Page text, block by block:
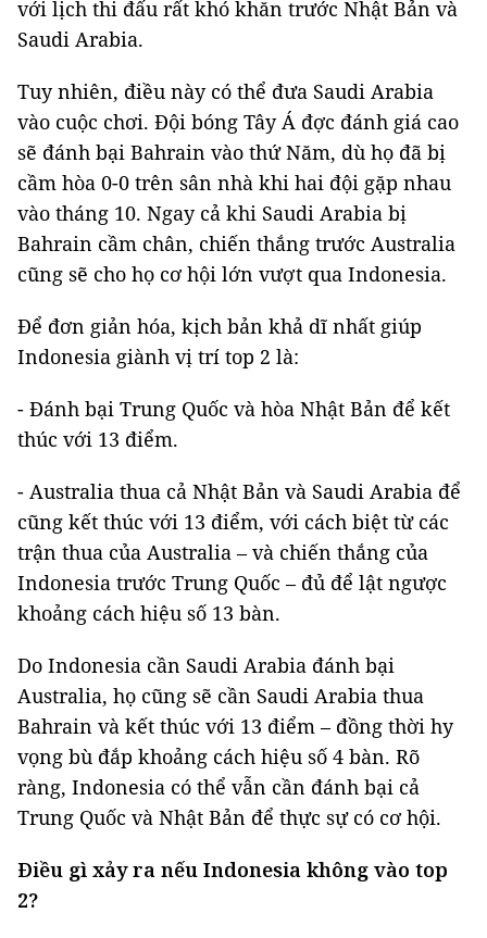
với lịch thi đấu rất khó khăn trước Nhật Bản và
Saudi Arabia.
Tuy nhiên, điều này có thể đưa Saudi Arabia
vào cuộc chơi. Đội bóng Tây Á đợc đánh giá cao
sẽ đánh bại Bahrain vào thứ Năm, dù họ đã bị
cầm hòa 0-0 trên sân nhà khi hai đội gặp nhau
vào tháng 10. Ngay cả khi Saudi Arabia bị
Bahrain cầm chân, chiến thắng trước Australia
cũng sẽ cho họ cơ hội lớn vượt qua Indonesia.
Để đơn giản hóa, kịch bản khả dĩ nhất giúp
Indonesia giành vị trí top 2 là:
- Đánh bại Trung Quốc và hòa Nhật Bản để kết
thúc với 13 điểm.
- Australia thua cả Nhật Bản và Saudi Arabia để
cũng kết thúc với 13 điểm, với cách biệt từ các
trận thua của Australia – và chiến thắng của
Indonesia trước Trung Quốc – đủ để lật ngược
khoảng cách hiệu số 13 bàn.
Do Indonesia cần Saudi Arabia đánh bại
Australia, họ cũng sẽ cần Saudi Arabia thua
Bahrain và kết thúc với 13 điểm – đồng thời hy
vọng bù đắp khoảng cách hiệu số 4 bàn. Rõ
ràng, Indonesia có thể vẫn cần đánh bại cả
Trung Quốc và Nhật Bản để thực sự có cơ hội.
Điều gì xảy ra nếu Indonesia không vào top
2?